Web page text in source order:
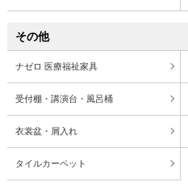
その他
ナゼロ 医療福祉家具
受付棚・講演台・風呂桶
衣裳盆・屑入れ
タイルカーペット